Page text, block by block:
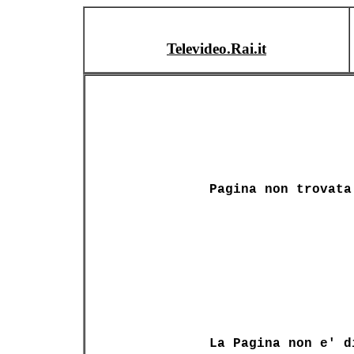
Televideo.Rai.it
Pagina non trovata
La Pagina non e'